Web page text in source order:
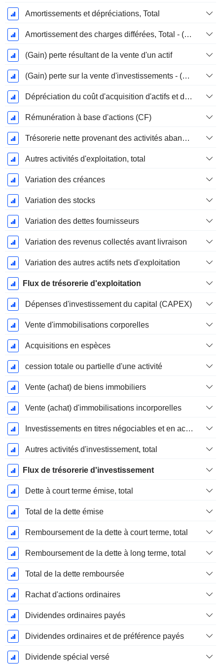
Amortissements et dépréciations, Total
Amortissement des charges différées, Total - (CF)
(Gain) perte résultant de la vente d'un actif
(Gain) perte sur la vente d'investissements - (CF)
Dépréciation du coût d'acquisition d'actifs et dépenses de restructuration
Rémunération à base d'actions (CF)
Trésorerie nette provenant des activités abandonnées
Autres activités d'exploitation, total
Variation des créances
Variation des stocks
Variation des dettes fournisseurs
Variation des revenus collectés avant livraison
Variation des autres actifs nets d'exploitation
Flux de trésorerie d'exploitation
Dépenses d'investissement du capital (CAPEX)
Vente d'immobilisations corporelles
Acquisitions en espèces
cession totale ou partielle d'une activité
Vente (achat) de biens immobiliers
Vente (achat) d'immobilisations incorporelles
Investissements en titres négociables et en actions, total
Autres activités d'investissement, total
Flux de trésorerie d'investissement
Dette à court terme émise, total
Total de la dette émise
Remboursement de la dette à court terme, total
Remboursement de la dette à long terme, total
Total de la dette remboursée
Rachat d'actions ordinaires
Dividendes ordinaires payés
Dividendes ordinaires et de préférence payés
Dividende spécial versé